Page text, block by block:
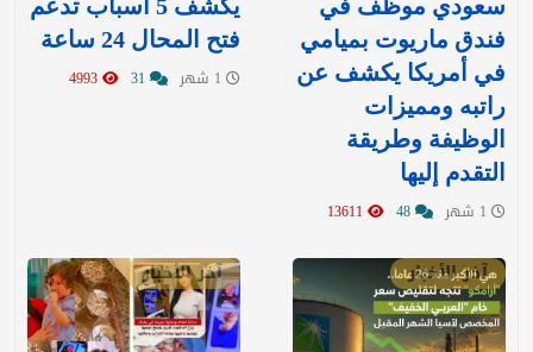
سعودي موظف في
فندق ماريوت بميامي
في أمريكا يكشف عن
راتبه ومميزات
الوظيفة وطريقة
التقدم إليها
يكشف 5 أسباب تدعم
فتح المحال 24 ساعة
آخر الأخبار آخر الأخبار